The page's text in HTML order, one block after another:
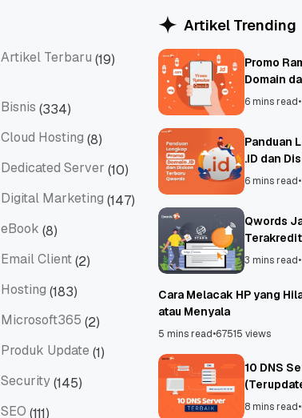
Artikel Terbaru (19)
Bisnis (334)
Cloud Hosting (8)
Dedicated Server (10)
Digital Marketing (147)
eBook (8)
Email Client(2)
Hosting (183)
Microsoft365 (2)
Produk Update (1)
Security(145)
SEO (111)
Artikel Trending
Promo
Domain
6 mins read•
Panduan
.ID dan
6 mins read•
Qwords
3 mins read•
Cara Melacak HP yang
atau Menyala
5 mins read•67515 views
10 DNS
8 mins read•